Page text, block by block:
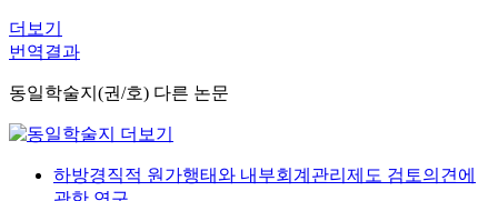
더보기
번역결과
동일학술지(권/호) 다른 논문
하방경직적 원가행태와 내부회계관리제도 검토의견에